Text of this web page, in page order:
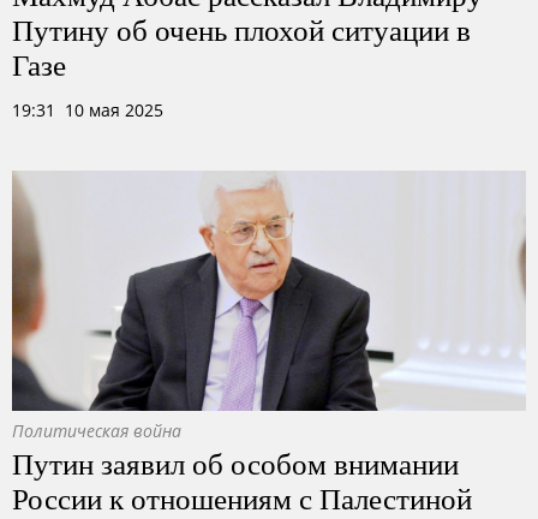
Путину об очень плохой ситуации в
Газе
19:31 10 мая 2025
Политическая война
Путин заявил об особом внимании
России к отношениям с Палестиной